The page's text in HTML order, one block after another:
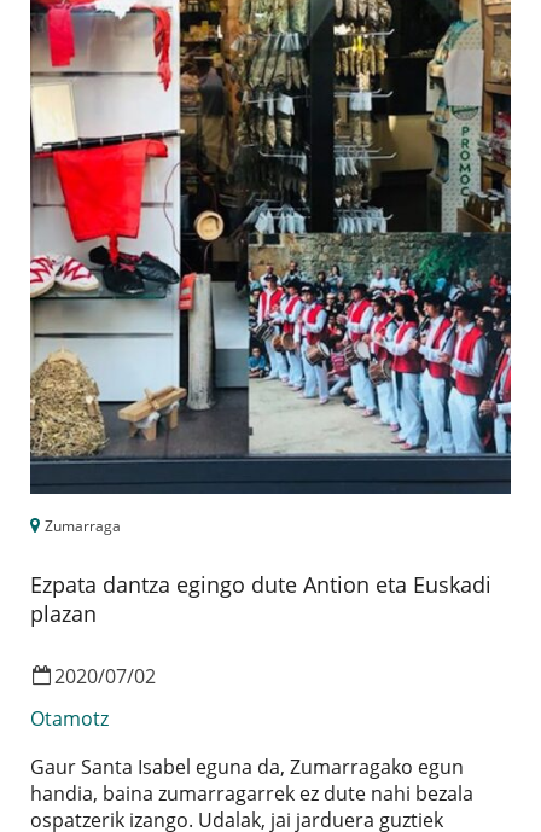
Zumarraga
Ezpata dantza egingo dute Antion eta Euskadi
plazan
2020/07/02
Otamotz
Gaur Santa Isabel eguna da, Zumarragako egun
handia, baina zumarragarrek ez dute nahi bezala
ospatzerik izango. Udalak, jai jarduera guztiek